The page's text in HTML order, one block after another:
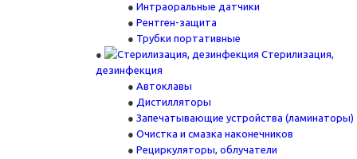
Интраоральные датчики
Рентген-защита
Трубки портативные
Стерилизация,
дезинфекция
Автоклавы
Дистилляторы
Запечатывающие устройства (ламинаторы)
Очистка и смазка наконечников
Рециркуляторы, облучатели